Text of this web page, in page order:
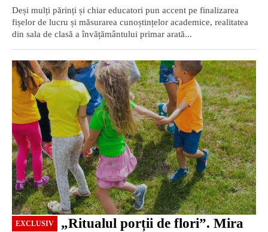
Deși mulți părinți și chiar educatori pun accent pe finalizarea
fișelor de lucru și măsurarea cunoștințelor academice, realitatea
din sala de clasă a învățământului primar arată...
EXCLUSIV
EXCLUSIV